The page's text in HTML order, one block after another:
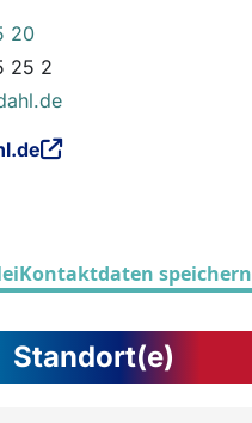
20
25 2
Kontaktdaten speichern
Standort(e)